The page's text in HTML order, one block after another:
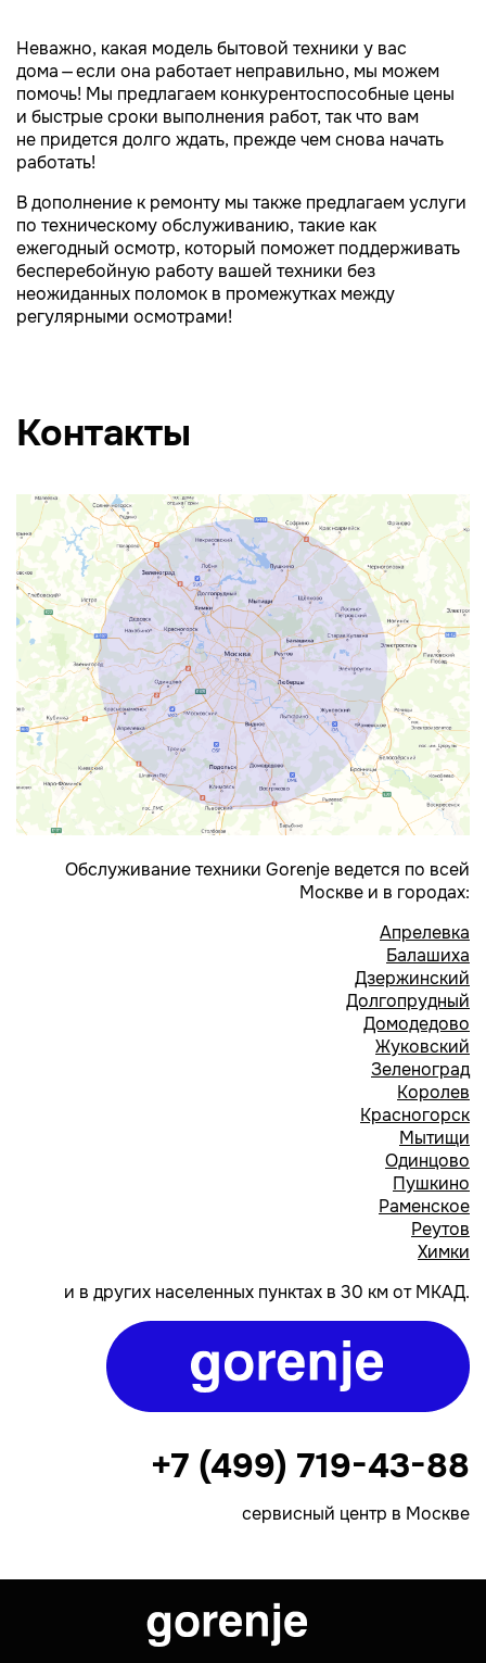
Неважно, какая модель бытовой техники у вас
дома — если она работает неправильно, мы можем
помочь! Мы предлагаем конкурентоспособные цены
и быстрые сроки выполнения работ, так что вам
не придется долго ждать, прежде чем снова начать
работать!
В дополнение к ремонту мы также предлагаем услуги
по техническому обслуживанию, такие как
ежегодный осмотр, который поможет поддерживать
бесперебойную работу вашей техники без
неожиданных поломок в промежутках между
регулярными осмотрами!
Контакты
Обслуживание техники Gorenje ведется по всей
Москве и в городах:
Апрелевка
Балашиха
Дзержинский
Долгопрудный
Домодедово
Жуковский
Зеленоград
Королев
Красногорск
Мытищи
Одинцово
Пушкино
Раменское
Реутов
Химки
и в других населенных пунктах в 30 км от МКАД.
+7 (499) 719-43-88
сервисный центр в Москве